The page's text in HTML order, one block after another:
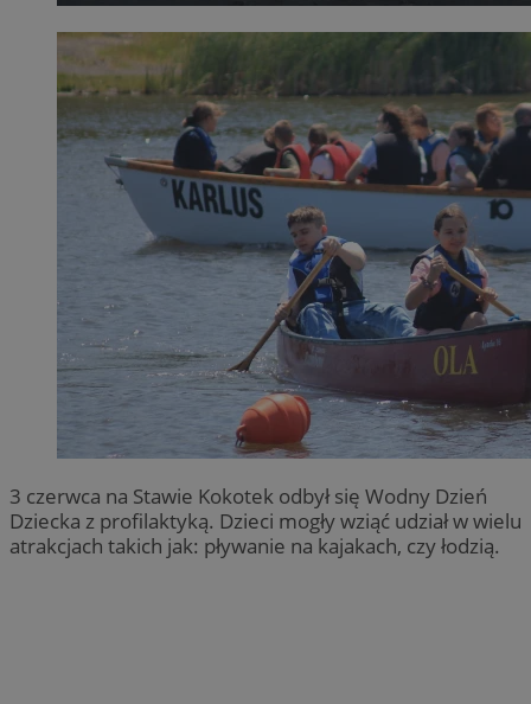
3 czerwca na Stawie Kokotek odbył się Wodny Dzień
Dziecka z profilaktyką. Dzieci mogły wziąć udział w wielu
atrakcjach takich jak: pływanie na kajakach, czy łodzią.